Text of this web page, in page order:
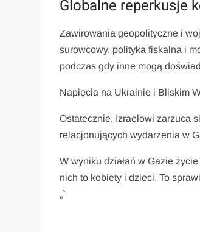
Globalne reperkusje
Zawirowania geopolityczne i
surowcowy, polityka fiskalna i
podczas gdy inne mogą
Napięcia na Ukrainie i Bliskim
Ostatecznie, Izraelowi zarzuca
relacjonujących wydarzenia w
W wyniku działań w Gazie
nich to kobiety i dzieci. To
„`